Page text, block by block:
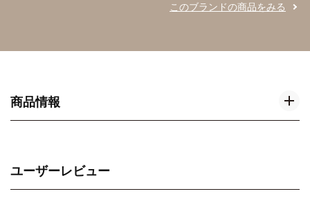
このブランドの商品をみる
商品情報
ユーザーレビュー